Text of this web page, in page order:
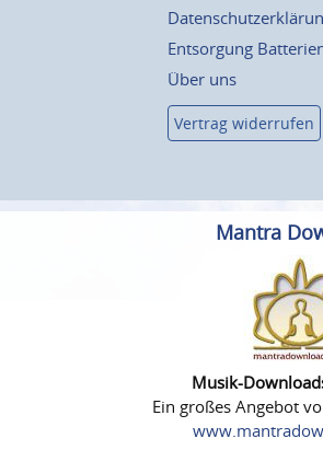
Entsorgung
Über uns
Vertrag widerrufen
Mantra
Musik-
Ein großes Angebot